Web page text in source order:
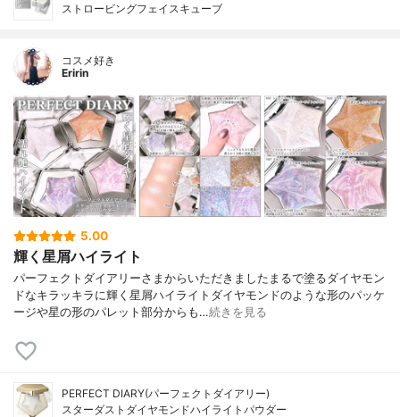
ストロービングフェイスキューブ
コスメ好き
Eririn
5.00
輝く星屑ハイライト
パーフェクトダイアリーさまからいただきましたまるで塗るダイヤモン
ドなキラッキラに輝く星屑ハイライトダイヤモンドのような形のパッケ
ージや星の形のパレット部分からも…続きを見る
PERFECT DIARY(パーフェクトダイアリー)
スターダストダイヤモンドハイライトパウダー